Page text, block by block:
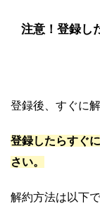
注意！登録し
登録後、すぐに
登録したらすぐ
さい。
解約方法は以下で